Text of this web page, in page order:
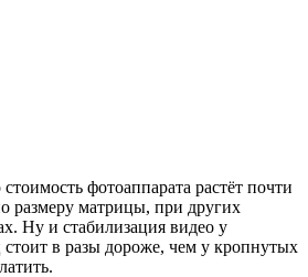
фотоаппарата растёт почти
размеру матрицы, при других
Ну и стабилизация видео у
в разы дороже, чем у кропнутых